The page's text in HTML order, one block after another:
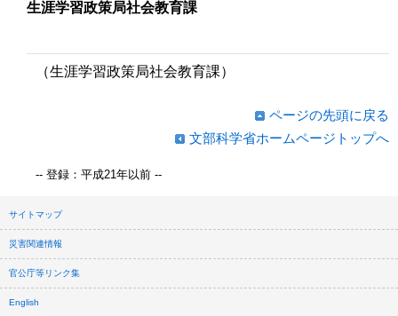
生涯学習政策局社会教育課
（生涯学習政策局社会教育課）
ページの先頭に戻る
文部科学省ホームページトップへ
-- 登録：平成21年以前 --
サイトマップ
災害関連情報
官公庁等リンク集
English